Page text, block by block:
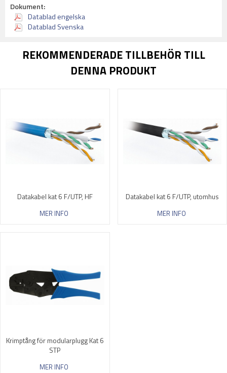
Dokument:
Datablad engelska
Datablad Svenska
REKOMMENDERADE TILLBEHÖR TILL
DENNA PRODUKT
Datakabel kat 6 F/UTP, HF
MER INFO
Datakabel kat 6 F/UTP, utomhus
MER INFO
Krimptång för modularplugg Kat 6
STP
MER INFO